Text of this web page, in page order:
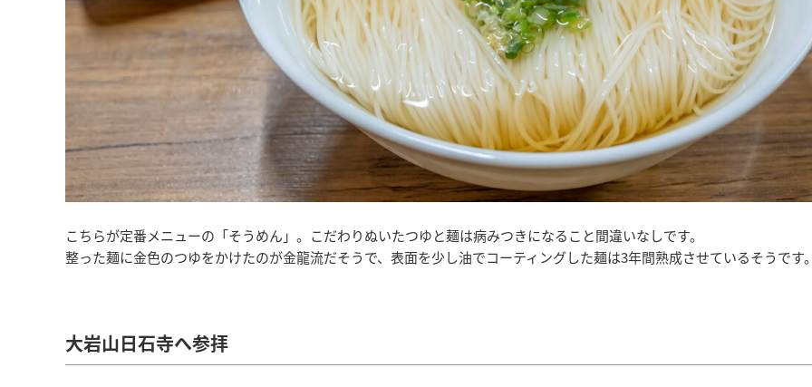
こちらが定番メニューの「そうめん」。こだわりぬいたつゆと麺は病みつきになること間違いなしです。
整った麺に金色のつゆをかけたのが金龍流だそうで、表面を少し油でコーティングした麺は3年間熟成させているそうです
大岩山日石寺へ参拝